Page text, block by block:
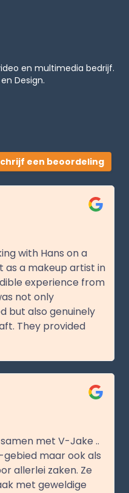
en multimedia bedrijf.
Design.
een beoordeling
with Hans on a
a makeup artist in
experience from
not only
but also genuinely
They provided
met V-Jake ..
maar ook als
allerlei zaken. Ze
met geweldige